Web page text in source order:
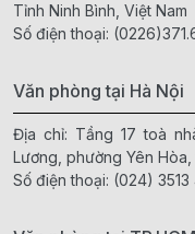
Tỉnh Ninh Bình, Việt Nam
Số điện thoại:
Văn phòng tại Hà Nội
Địa chỉ: Tầng 17 toà
Lương, phường Yên
Số điện thoại: (024) 3513